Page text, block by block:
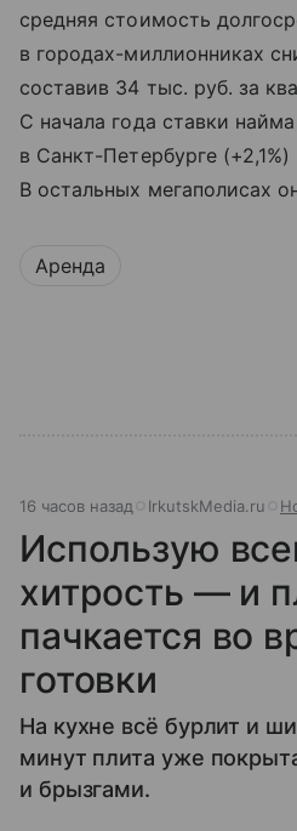
средняя стоимость
в городах-миллионниках
составив 34 тыс. руб. за
С начала года ставки
в Санкт-Петербурге (+2,1%)
В остальных мегаполисах
Аренда
16 часов назад IrkutskMedia.ru
Использую
хитрость — и
пачкается во
готовки
На кухне всё бурлит и
минут плита уже
и брызгами.